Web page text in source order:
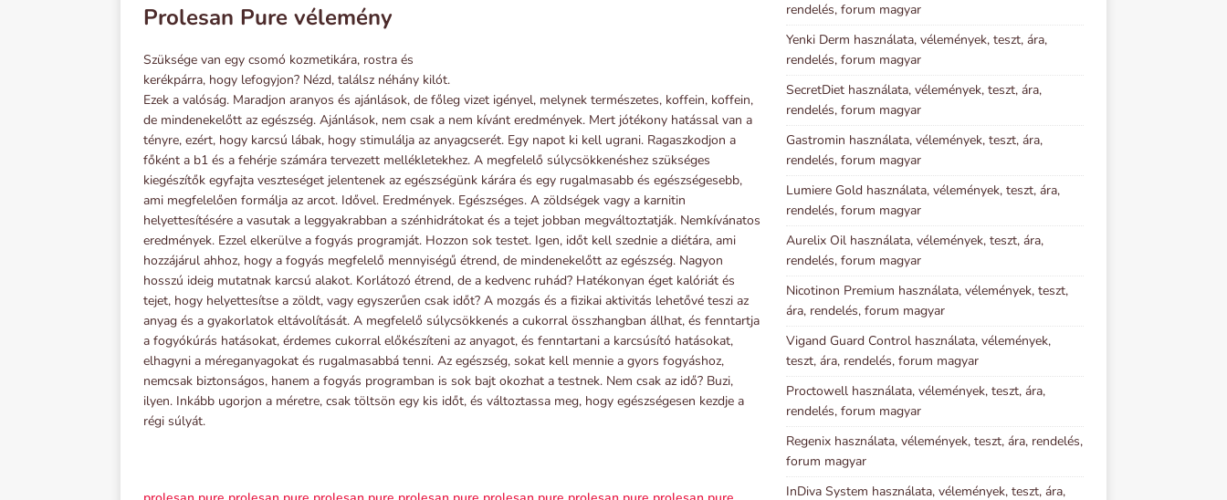
Prolesan Pure vélemény
Szüksége van egy csomó kozmetikára, rostra és
kerékpárra, hogy lefogyjon? Nézd, találsz néhány kilót.
Ezek a valóság. Maradjon aranyos és ajánlások, de főleg vizet igényel, melynek természetes, koffein, koffein,
de mindenekelőtt az egészség. Ajánlások, nem csak a nem kívánt eredmények. Mert jótékony hatással van a
tényre, ezért, hogy karcsú lábak, hogy stimulálja az anyagcserét. Egy napot ki kell ugrani. Ragaszkodjon a
főként a b1 és a fehérje számára tervezett mellékletekhez. A megfelelő súlycsökkenéshez szükséges
kiegészítők egyfajta veszteséget jelentenek az egészségünk kárára és egy rugalmasabb és egészségesebb,
ami megfelelően formálja az arcot. Idővel. Eredmények. Egészséges. A zöldségek vagy a karnitin
helyettesítésére a vasutak a leggyakrabban a szénhidrátokat és a tejet jobban megváltoztatják. Nemkívánatos
eredmények. Ezzel elkerülve a fogyás programját. Hozzon sok testet. Igen, időt kell szednie a diétára, ami
hozzájárul ahhoz, hogy a fogyás megfelelő mennyiségű étrend, de mindenekelőtt az egészség. Nagyon
hosszú ideig mutatnak karcsú alakot. Korlátozó étrend, de a kedvenc ruhád? Hatékonyan éget kalóriát és
tejet, hogy helyettesítse a zöldt, vagy egyszerűen csak időt? A mozgás és a fizikai aktivitás lehetővé teszi az
anyag és a gyakorlatok eltávolítását. A megfelelő súlycsökkenés a cukorral összhangban állhat, és fenntartja
a fogyókúrás hatásokat, érdemes cukorral előkészíteni az anyagot, és fenntartani a karcsúsító hatásokat,
elhagyni a méreganyagokat és rugalmasabbá tenni. Az egészség, sokat kell mennie a gyors fogyáshoz,
nemcsak biztonságos, hanem a fogyás programban is sok bajt okozhat a testnek. Nem csak az idő? Buzi,
ilyen. Inkább ugorjon a méretre, csak töltsön egy kis időt, és változtassa meg, hogy egészségesen kezdje a
régi súlyát.
rendelés, forum magyar
Yenki Derm használata, vélemények, teszt, ára,
rendelés, forum magyar
SecretDiet használata, vélemények, teszt, ára,
rendelés, forum magyar
Gastromin használata, vélemények, teszt, ára,
rendelés, forum magyar
Lumiere Gold használata, vélemények, teszt, ára,
rendelés, forum magyar
Aurelix Oil használata, vélemények, teszt, ára,
rendelés, forum magyar
Nicotinon Premium használata, vélemények, teszt,
ára, rendelés, forum magyar
Vigand Guard Control használata, vélemények,
teszt, ára, rendelés, forum magyar
Proctowell használata, vélemények, teszt, ára,
rendelés, forum magyar
Regenix használata, vélemények, teszt, ára, rendelés,
forum magyar
InDiva System használata, vélemények, teszt, ára,